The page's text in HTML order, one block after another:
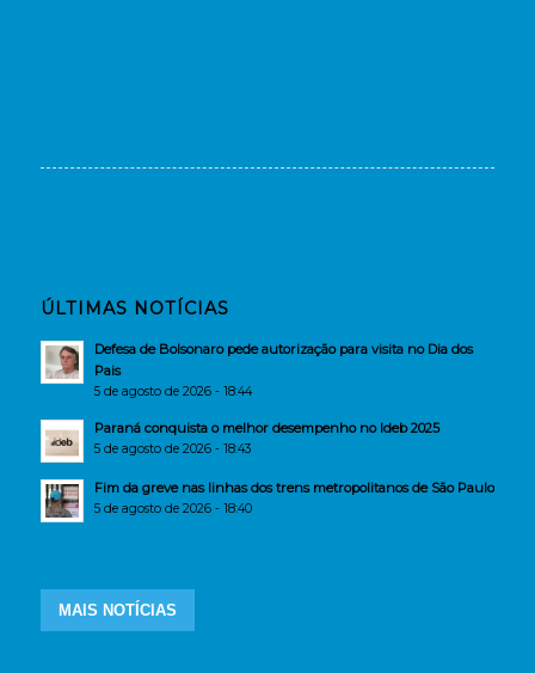
ÚLTIMAS NOTÍCIAS
Defesa de Bolsonaro pede autorização para visita no Dia dos
Pais
5 de agosto de 2026 - 18:44
Paraná conquista o melhor desempenho no Ideb 2025
5 de agosto de 2026 - 18:43
Fim da greve nas linhas dos trens metropolitanos de São Paulo
5 de agosto de 2026 - 18:40
MAIS NOTÍCIAS